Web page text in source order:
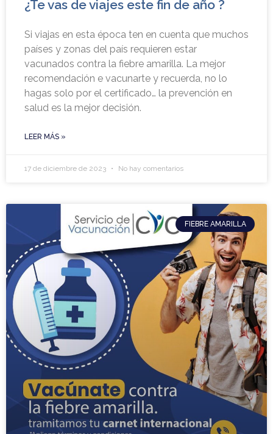
¿Te vas de viajes este fin de año ?
Si viajas en esta época ten en cuenta que muchos
países y zonas del país requieren estar
vacunados contra la fiebre amarilla. La mejor
recomendación e vacunarte y recuerda, no lo
hagas solo por el certificado… la prevención en
salud es la mejor decisión.
LEER MÁS »
17 de diciembre de 2023 No hay comentarios
FIEBRE AMARILLA